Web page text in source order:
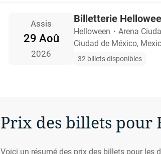
Assis
29 Aoû
2026
Billetterie
Helloween ・ Arena
Ciudad de México,
32 billets disponibles
Prix des billets pour
Voici un résumé des prix des billets pour les